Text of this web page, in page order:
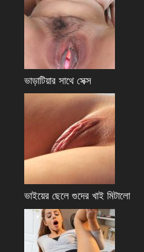
ভাড়াটিয়ার সাথে সেক্স
ভাইয়ের ছেলে গুদের খাই মিটালো